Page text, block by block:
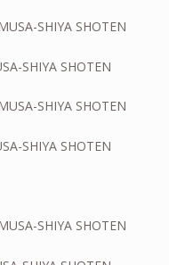
SHIYA SHOTEN
SHIYA SHOTEN